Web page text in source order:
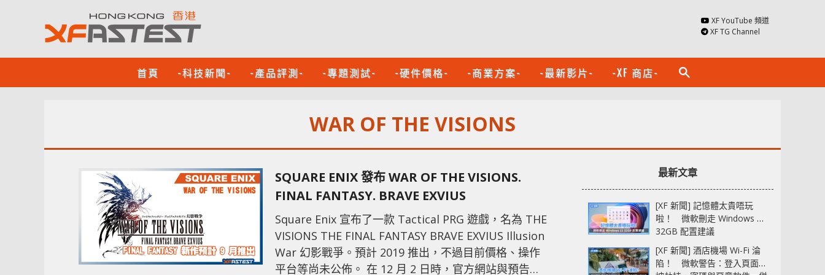
XF YouTube 頻道
XF TG Channel
首頁 -科技新聞- -產品評測- -專題測試- -硬件價格- -商業方案- -最新影片- -XF 商店- search
WAR OF THE VISIONS
SQUARE ENIX 發布 WAR OF THE VISIONS.
FINAL FANTASY. BRAVE EXVIUS
Square Enix 宣布了一款 Tactical PRG 遊戲，名為 THE
VISIONS THE FINAL FANTASY BRAVE EXVIUS Illusion
War 幻影戰爭。預計 2019 推出，不過目前價格、操作
平台等尚未公佈。 在 12 月 2 日時，官方網站與預告影
最新文章
[XF 新聞] 記憶體太貴唔玩
啦！ 微軟刪走 Windows 11
32GB 配置建議
[XF 新聞] 酒店機場 Wi-Fi 淪
陷！ 微軟警告：登入頁面可